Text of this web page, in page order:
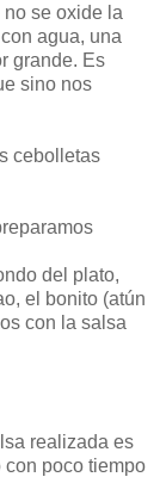
se oxide la
agua, una
grande. Es
sino nos
cebolletas
del plato,
el bonito (atún
con la salsa
realizada es
con poco tiempo